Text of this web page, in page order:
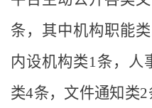
条，其中机构职能类
内设机构类1条， 人
类4条，文件通知类2